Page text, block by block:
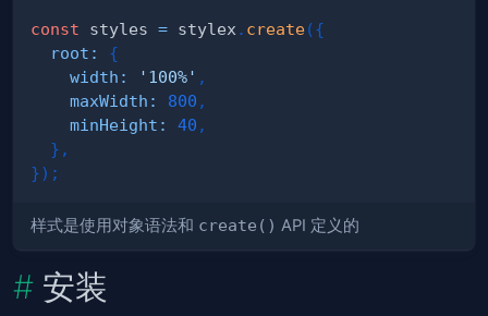
const styles = stylex . create({
root :
{
width : '100%' ,
maxWidth : 800 ,
minHeight : 40 ,
} ,
}) ;
样式是使用对象语法和 create() API 定义的
安装